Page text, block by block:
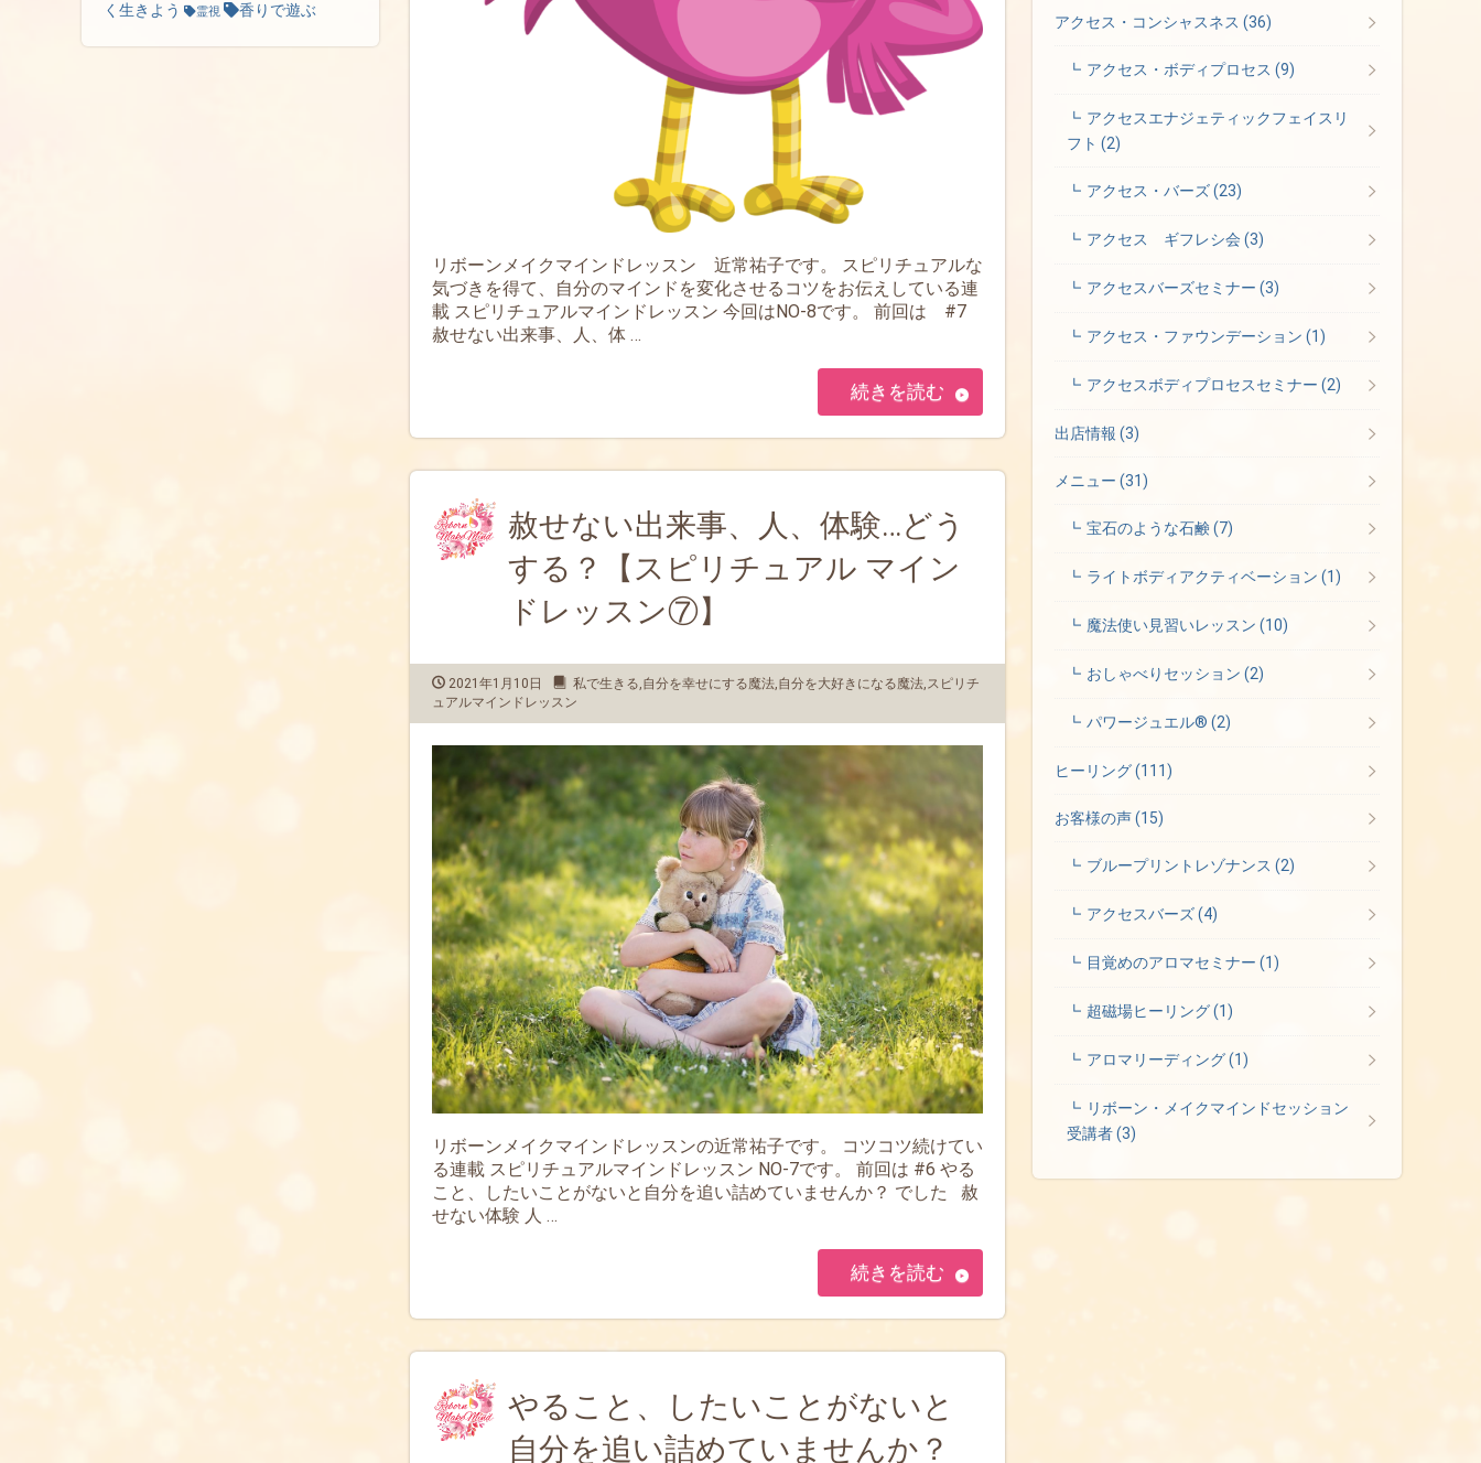
リボーンメイクマインドレッスン 近常祐子です。 スピリチュアルな
気づきを得て、自分のマインドを変化させるコツをお伝えしている連
載 スピリチュアルマインドレッスン 今回はNO-8です。 前回は #7
赦せない出来事、人、体 …
続きを読む
赦せない出来事、人、体験…どう
する？【スピリチュアル マイン
ドレッスン⑦】
2021年1月10日 私で生きる 自分を幸せにする魔法 自分を大好きになる魔法 スピリチ
ュアルマインドレッスン
リボーンメイクマインドレッスンの近常祐子です。 コツコツ続けてい
る連載 スピリチュアルマインドレッスン NO-7です。 前回は #6 やる
こと、したいことがないと自分を追い詰めていませんか？ でした 赦
せない体験 人 …
続きを読む
やること、したいことがないと
自分を追い詰めていませんか？
く生きよう
霊視 香りで遊ぶ
アクセス・コンシャスネス (36)
アクセス・ボディプロセス(9)
アクセスエナジェティックフェイスリ
フト(2)
アクセス・バーズ(23)
アクセス ギフレシ会(3)
アクセスバーズセミナー(3)
アクセス・ファウンデーション(1)
アクセスボディプロセスセミナー(2)
出店情報 (3)
メニュー (31)
宝石のような石鹸(7)
ライトボディアクティベーション(1)
魔法使い見習いレッスン(10)
おしゃべりセッション(2)
パワージュエル®(2)
ヒーリング(111)
お客様の声(15)
ブループリントレゾナンス(2)
アクセスバーズ(4)
目覚めのアロマセミナー(1)
超磁場ヒーリング(1)
アロマリーディング(1)
リボーン・メイクマインドセッション
受講者(3)